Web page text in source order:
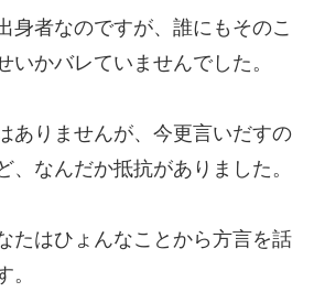
身者なのですが、誰にもそのこ
いかバレていませんでした。
ありませんが、今更言いだすの
、なんだか抵抗がありました。
たはひょんなことから方言を話
。